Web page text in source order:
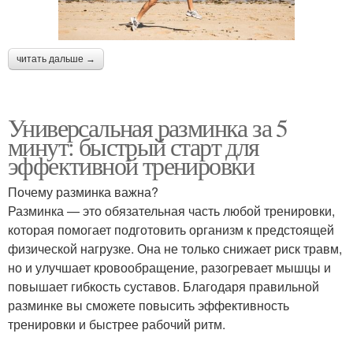
читать дальше →
Универсальная разминка за 5
минут: быстрый старт для
эффективной тренировки
Почему разминка важна?
Разминка — это обязательная часть любой тренировки,
которая помогает подготовить организм к предстоящей
физической нагрузке. Она не только снижает риск травм,
но и улучшает кровообращение, разогревает мышцы и
повышает гибкость суставов. Благодаря правильной
разминке вы сможете повысить эффективность
тренировки и быстрее рабочий ритм.